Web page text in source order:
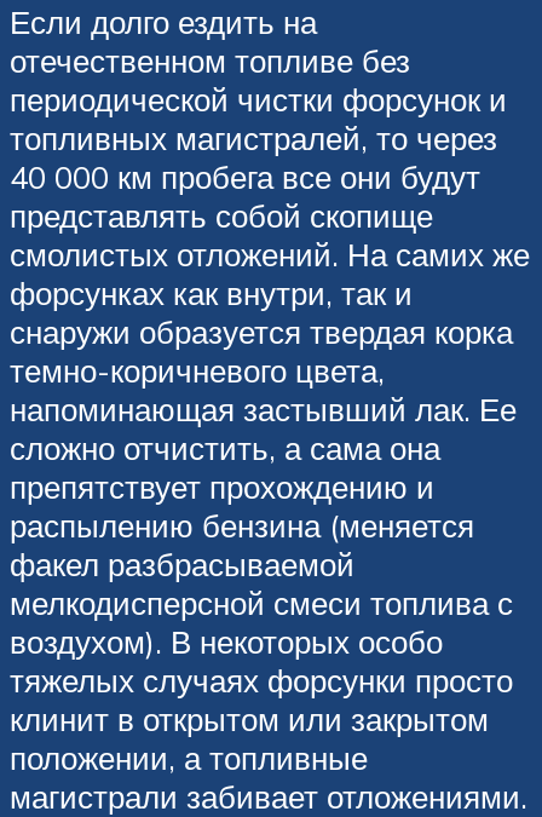
Если долго ездить на
отечественном топливе без
периодической чистки форсунок и
топливных магистралей, то через
40 000 км пробега все они будут
представлять собой скопище
смолистых отложений. На самих же
форсунках как внутри, так и
снаружи образуется твердая корка
темно-коричневого цвета,
напоминающая застывший лак. Ее
сложно отчистить, а сама она
препятствует прохождению и
распылению бензина (меняется
факел разбрасываемой
мелкодисперсной смеси топлива с
воздухом). В некоторых особо
тяжелых случаях форсунки просто
клинит в открытом или закрытом
положении, а топливные
магистрали забивает отложениями.